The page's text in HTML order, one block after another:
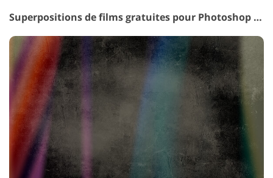
Superpositions de films gratuites pour Photoshop Elements #27 "Inner World"